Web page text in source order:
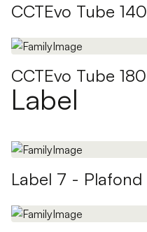
CCTEvo Tube 140
CCTEvo Tube 180
Label
Label 7 - Plafond